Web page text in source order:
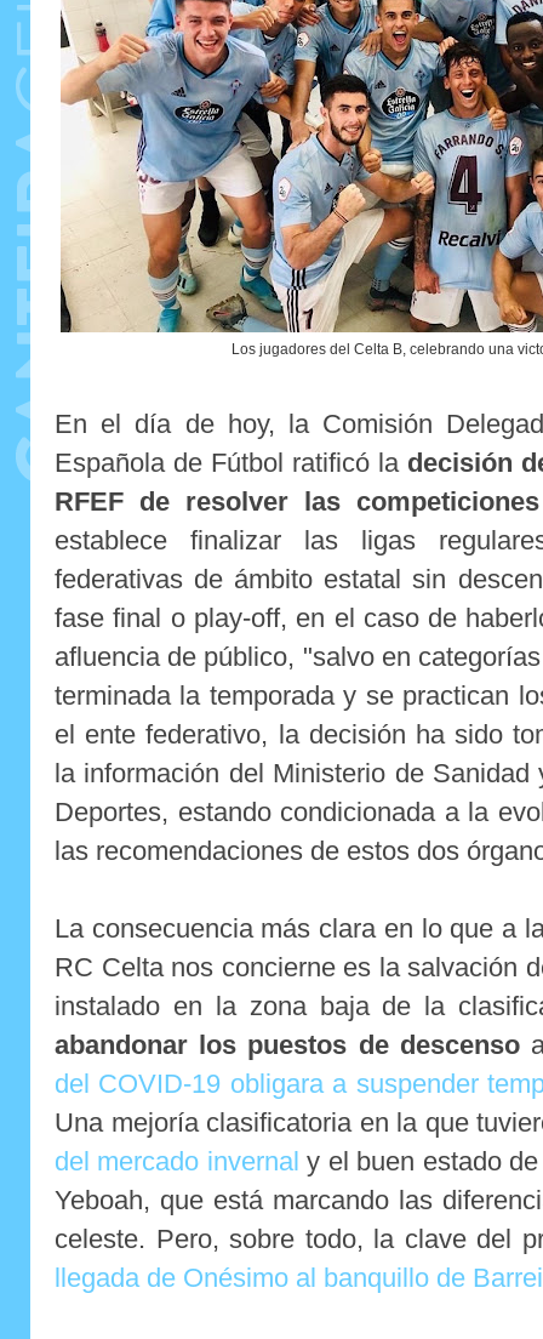
Los jugadores del Celta B, celebrando una
En el día de hoy, la Comisión
Española de Fútbol ratificó la decisión
RFEF de resolver las
establece finalizar las ligas
federativas de ámbito estatal sin
fase final o play-off, en el caso de
afluencia de público, "salvo en
terminada la temporada y se practican
el ente federativo, la decisión ha sido
la información del Ministerio de
Deportes, estando condicionada a la
las recomendaciones de estos dos
La consecuencia más clara en lo que a
RC Celta nos concierne es la salvación
instalado en la zona baja de la
abandonar los puestos de descenso
del COVID-19 obligara a suspender
Una mejoría clasificatoria en la que
del mercado invernal y el buen estado
Yeboah, que está marcando las
celeste. Pero, sobre todo, la clave del
llegada de Onésimo al banquillo de